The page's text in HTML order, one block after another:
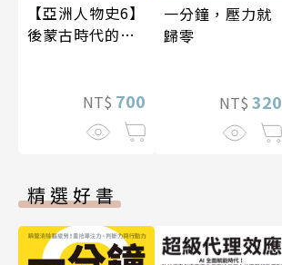
【亞洲人物史6】
後蒙古時代的大
NT$ 700
一分鐘，壓力就
歸零
NT$ 320
精選好書